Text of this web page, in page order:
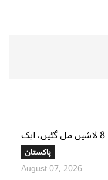
براڈ پیک حادثہ‘ 8 لاشیں مل گئیں، ایک
تک رسائی مشکل، 2 کی تلاش جاری‘
صدر الپائن کلب
پاکستان
August 07, 2026